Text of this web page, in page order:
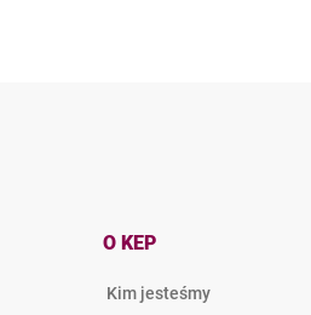
O KEP
Kim jesteśmy